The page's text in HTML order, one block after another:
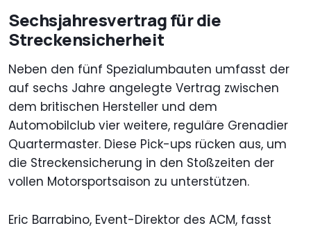
Sechsjahresvertrag für die
Streckensicherheit
Neben den fünf Spezialumbauten umfasst der
auf sechs Jahre angelegte Vertrag zwischen
dem britischen Hersteller und dem
Automobilclub vier weitere, reguläre Grenadier
Quartermaster. Diese Pick-ups rücken aus, um
die Streckensicherung in den Stoßzeiten der
vollen Motorsportsaison zu unterstützen.
Eric Barrabino, Event-Direktor des ACM, fasst